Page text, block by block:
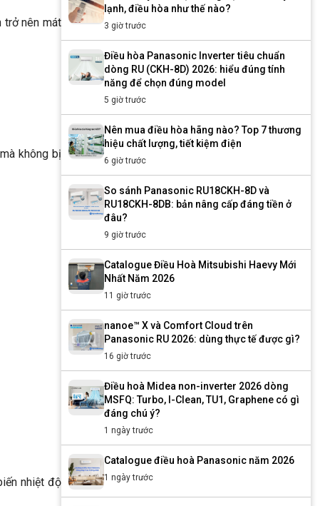
trở nên mát
không bị
nhiệt độ
lạnh, điều hòa như thế nào?
3 giờ trước
Điều hòa Panasonic Inverter tiêu chuẩn
dòng RU (CKH-8D) 2026: hiểu đúng tính
năng để chọn đúng model
5 giờ trước
Nên mua điều hòa hãng nào? Top 7 thương
hiệu chất lượng, tiết kiệm điện
6 giờ trước
So sánh Panasonic RU18CKH-8D và
RU18CKH-8DB: bản nâng cấp đáng tiền ở
đâu?
9 giờ trước
Catalogue Điều Hoà Mitsubishi Haevy Mới
Nhất Năm 2026
11 giờ trước
nanoe™ X và Comfort Cloud trên
Panasonic RU 2026: dùng thực tế được gì?
16 giờ trước
Điều hoà Midea non-inverter 2026 dòng
MSFQ: Turbo, I-Clean, TU1, Graphene có gì
đáng chú ý?
1 ngày trước
Catalogue điều hoà Panasonic năm 2026
1 ngày trước